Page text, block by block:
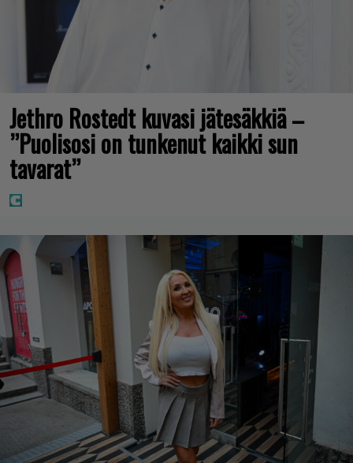
Jethro Rostedt kuvasi jätesäkkiä –
”Puolisosi on tunkenut kaikki sun
tavarat”